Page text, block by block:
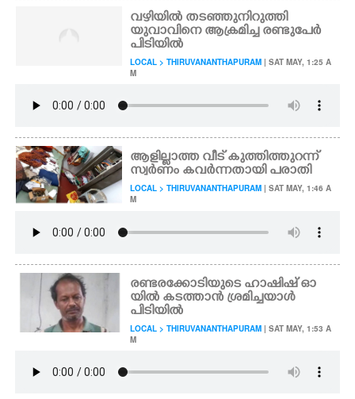
വഴിയിൽ തടഞ്ഞുനിറുത്തി
യുവാവിനെ ആക്രമിച്ച രണ്ടുപേർ
പിടിയിൽ
LOCAL > THIRUVANANTHAPURAM | SAT MAY, 1:25 A
M
ആളില്ലാത്ത വീട് കുത്തിത്തുറന്ന്
സ്വർണം കവർന്നതായി പരാതി
LOCAL > THIRUVANANTHAPURAM | SAT MAY, 1:46 A
M
രണ്ടരക്കോടിയുടെ ഹാഷിഷ് ഓ
യിൽ കടത്താൻ ശ്രമിച്ചയാൾ
പിടിയിൽ
LOCAL > THIRUVANANTHAPURAM | SAT MAY, 1:53 A
M